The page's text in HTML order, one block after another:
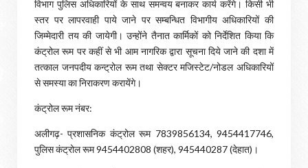
विभाग पुलिस अधिकारियों के साथ समन्वय बनाकर कार्य करेंगे। किसी भी
स्तर पर लापरवाही पाये जाने पर सम्बन्धित विभागीय अधिकारियों की
जिम्मेदारी तय की जायेगी। उन्होंने तैनात कार्मिकों को निर्देशित किया कि
कंट्रोल रूम पर कहीं से भी आम नागरिक द्वारा सूचना दिये जाने की दशा में
तत्काल जनपदीय कन्ट्रोल रूम तथा सेक्टर मजिस्टेट/नोडल अधिकारियों
से समस्या का निराकरण करायेंगे।
कंट्रोल रूम नंबर:
अलीगढ़- प्रशासनिक कंट्रोल रूम 7839856134, 9454417746,
पुलिस कंट्रोल रूम 9454402808 (शहर), 945440287 (देहात)।